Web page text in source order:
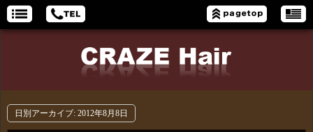
日別アーカイブ: 2012年8月8日